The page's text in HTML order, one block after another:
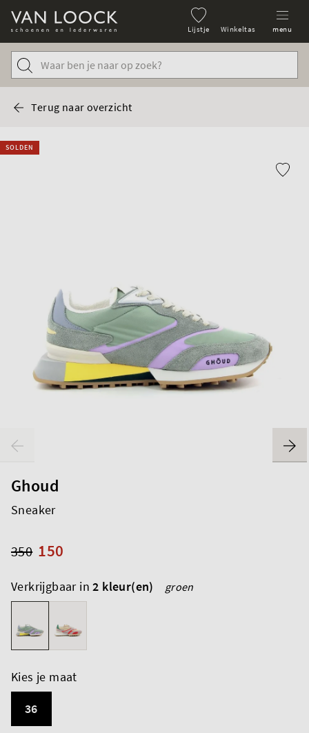
Lijstje Winkeltas menu
Terug naar overzicht
SOLDEN
Ghoud
Sneaker
150
350
Verkrijgbaar in2 kleur(en) groen
Kies je maat
36